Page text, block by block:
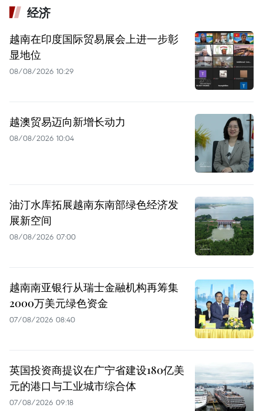
经济
越南在印度国际贸易展会上进一步彰
显地位
08/08/2026 10:29
越澳贸易迈向新增长动力
08/08/2026 10:04
油汀水库拓展越南东南部绿色经济发
展新空间
08/08/2026 07:00
越南南亚银行从瑞士金融机构再筹集
2000万美元绿色资金
07/08/2026 08:40
英国投资商提议在广宁省建设180亿美
元的港口与工业城市综合体
07/08/2026 09:18